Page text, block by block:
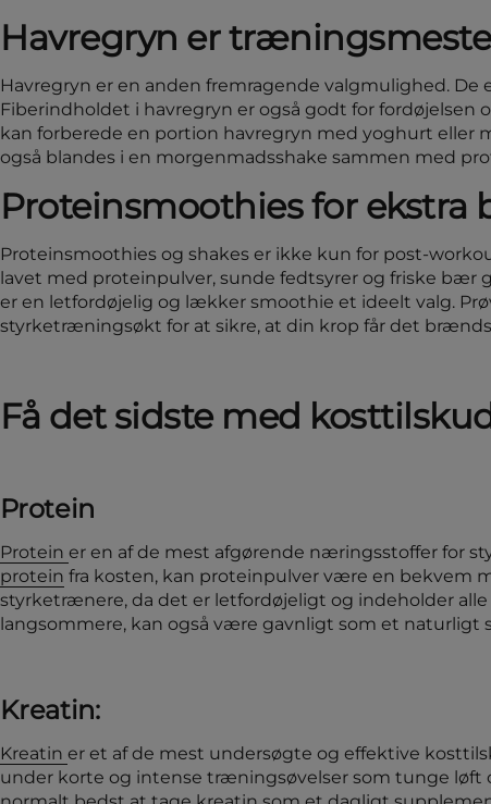
Havregryn er
Havregryn er en anden fremragende valgmulighed.
Fiberindholdet i havregryn er også godt for
kan forberede en portion havregryn med yoghurt
også blandes i en morgenmadsshake sammen med
Proteinsmoothies for ekstra
Proteinsmoothies og shakes er ikke kun for post-
lavet med proteinpulver, sunde fedtsyrer og friske
er en letfordøjelig og lækker smoothie et ideelt valg.
styrketræningsøkt for at sikre, at din krop får det
Få det sidste med
Protein
Protein er en af de mest afgørende næringsstoffer for
protein fra kosten, kan proteinpulver være en bekvem
styrketrænere, da det er letfordøjeligt og indeholder
langsommere, kan også være gavnligt som et
Kreatin:
Kreatin er et af de mest undersøgte og effektive
under korte og intense træningsøvelser som tunge løft